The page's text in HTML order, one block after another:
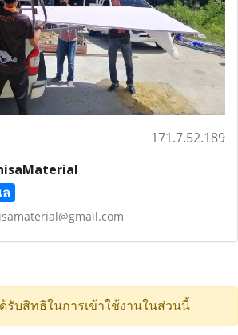
171.7.52.189
บสิทธิในการเข้าใช้งานในส่วนนี้